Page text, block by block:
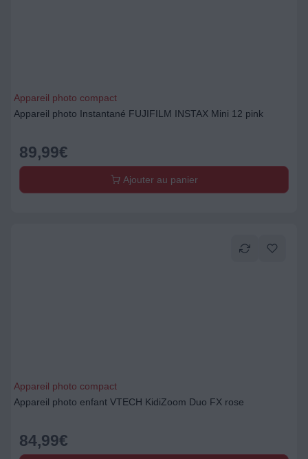
Appareil photo compact
Appareil photo Instantané FUJIFILM INSTAX Mini 12 pink
89,99€
Ajouter au panier
Appareil photo compact
Appareil photo enfant VTECH KidiZoom Duo FX rose
84,99€